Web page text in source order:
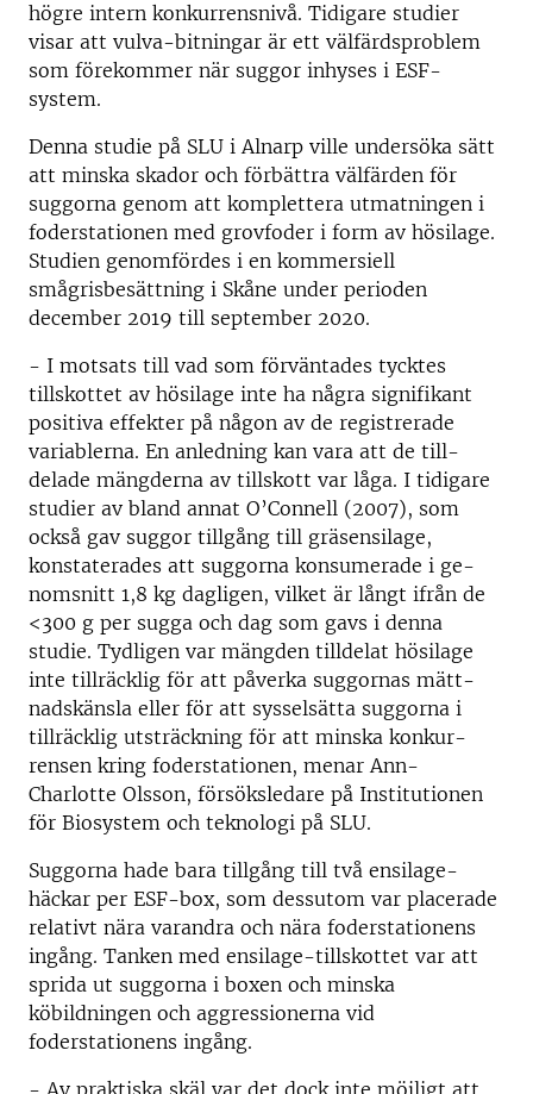
högre intern konkurrensnivå. Tidigare studier
visar att vulva-bitningar är ett välfärdspro­blem
som förekommer när suggor inhyses i ESF-
system.
Denna studie på SLU i Alnarp ville undersöka sätt
att minska skador och förbättra välfärden för
suggorna genom att komplettera utmatningen i
foderstationen med grovfoder i form av hösilage.
Studien genomfördes i en kommersiell
smågrisbesättning i Skåne under perioden
december 2019 till september 2020.
- I motsats till vad som förväntades tycktes
tillskottet av hösilage inte ha några signifikant
positiva effekter på någon av de registrerade
variablerna. En anledning kan vara att de till­
delade mängderna av tillskott var låga. I tidigare
studier av bland annat O’Connell (2007), som
också gav suggor tillgång till gräsensilage,
konstaterades att suggorna konsumerade i ge­
nomsnitt 1,8 kg dagligen, vilket är långt ifrån de
<300 g per sugga och dag som gavs i denna
studie. Tydligen var mängden tilldelat hösilage
inte tillräcklig för att påverka suggornas mätt­
nadskänsla eller för att sysselsätta suggorna i
tillräcklig utsträckning för att minska konkur­
rensen kring foderstationen, menar Ann-
Charlotte Olsson, försöksledare på Institutionen
för Biosystem och teknologi på SLU.
Suggorna hade bara tillgång till två ensilage-
häckar per ESF-box, som dessutom var placerade
relativt nära varandra och nära foderstationens
ingång. Tanken med ensilage-tillskottet var att
sprida ut suggorna i boxen och minska
köbildningen och aggressionerna vid
foderstationens ingång.
- Av praktiska skäl var det dock inte möjligt att